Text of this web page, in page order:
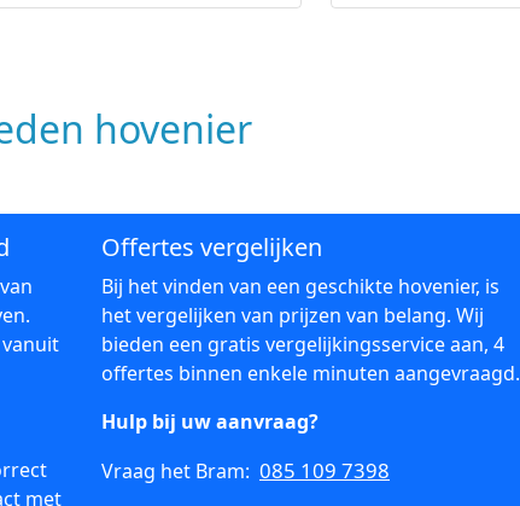
hovenier
met
Offertes vergelijken
Bij het vinden van een geschikte hovenier, is
het vergelijken van prijzen van belang. Wij
bieden een gratis vergelijkingsservice aan, 4
offertes binnen enkele minuten aangevraagd.
Hulp bij uw aanvraag?
Vraag het Bram: 085 109 7398